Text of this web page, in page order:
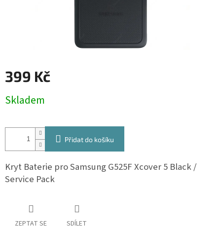
399 Kč
cena:
Skladem
Přidat do košíku
Kryt Baterie pro Samsung G525F Xcover 5 Black /
Service Pack
ZEPTAT SE SDÍLET